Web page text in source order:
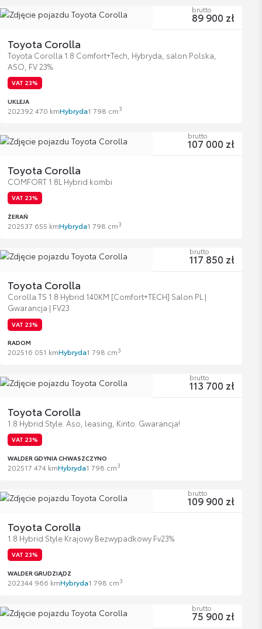
Toyota Corolla
Toyota Corolla 1.8 Comfort+Tech, Hybryda, salon Polska,
ASO, FV 23%.
VAT 23%
UKLEJA
202392 470 kmHybryda1 798 cm3
brutto
89 900 zł
Toyota Corolla
COMFORT 1.8L Hybrid kombi
VAT 23%
ŻERAŃ
202537 655 kmHybryda1 798 cm3
brutto
107 000 zł
Toyota Corolla
Corolla TS 1.8 Hybrid 140KM [Comfort+TECH] Salon PL |
Gwarancja | FV23
VAT 23%
RADOM
202516 051 kmHybryda1 798 cm3
brutto
117 850 zł
Toyota Corolla
1.8 Hybrid Style. Aso, leasing, Kinto. Gwarancja!
VAT 23%
WALDER GDYNIA CHWASZCZYNO
202517 474 kmHybryda1 798 cm3
brutto
113 700 zł
Toyota Corolla
1.8 Hybrid Style Krajowy Bezwypadkowy Fv23%
VAT 23%
WALDER GRUDZIĄDZ
202344 966 kmHybryda1 798 cm3
brutto
109 900 zł
brutto
75 900 zł